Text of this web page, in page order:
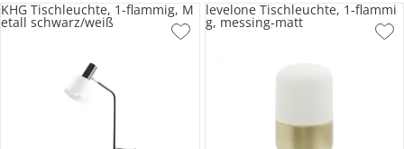
KHG Tischleuchte, 1-flammig, M
etall schwarz/weiß
levelone Tischleuchte, 1-flammi
g, messing-matt